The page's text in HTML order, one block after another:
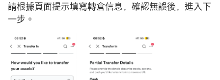
請根據頁面提示填寫轉倉信息，確認無誤後，進入下
一步。